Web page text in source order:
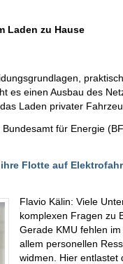
Laden zu Hause
es einen Ausbau des
Laden privater
für Energie
Flotte auf
Flavio Kälin: Viele
komplexen Fragen zu
Gerade KMU fehlen
allem personellen
widmen. Hier entlastet